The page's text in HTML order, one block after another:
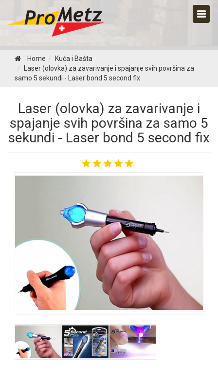
Home
Kuća i Bašta
Laser (olovka) za zavarivanje i spajanje svih površina za
samo 5 sekundi - Laser bond 5 second fix
Laser (olovka) za zavarivanje i
spajanje svih površina za samo 5
sekundi - Laser bond 5 second fix